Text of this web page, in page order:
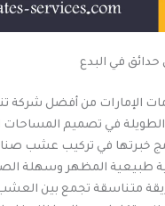
في البدع
الإمارات من أفضل شركة
الطويلة في تصميم المساحات
خبرتها في تركيب عشب
طبيعية المظهر وسهلة
متناسقة تجمع بين